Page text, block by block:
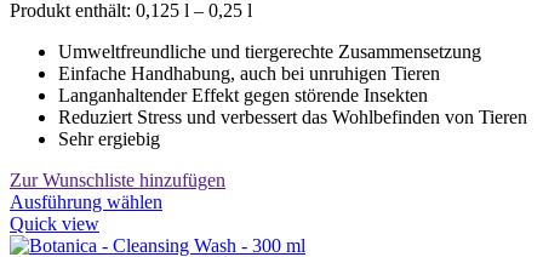
Produkt enthält: 0,125 l – 0,25 l
Umweltfreundliche und tiergerechte Zusammensetzung
Einfache Handhabung, auch bei unruhigen Tieren
Langanhaltender Effekt gegen störende Insekten
Reduziert Stress und verbessert das Wohlbefinden von Tieren
Sehr ergiebig
Zur Wunschliste hinzufügen
Ausführung wählen
weist
Quick view